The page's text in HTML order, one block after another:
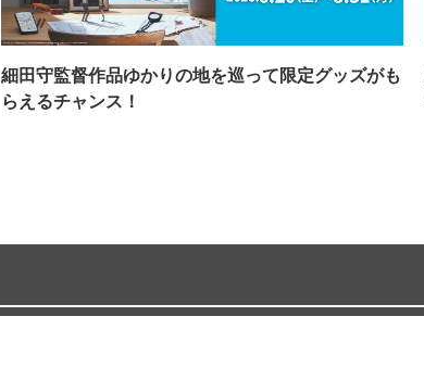
細田守監督作品ゆかりの地を巡って限定グッズがも
らえるチャンス！